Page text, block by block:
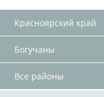
Красноярский край
Богучаны
Все районы